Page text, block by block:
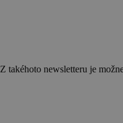
newsletteru je